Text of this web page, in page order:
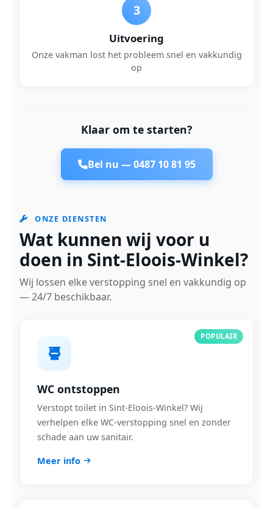
3
Uitvoering
Onze vakman lost het probleem snel en vakkundig
op
Klaar om te starten?
Bel nu —0487 10 81 95
ONZE DIENSTEN
Wat kunnen wij voor u
doen in Sint-Eloois-Winkel?
Wij lossen elke verstopping snel en vakkundig op
— 24/7 beschikbaar.
POPULAIR
WC ontstoppen
Verstopt toilet in Sint-Eloois-Winkel? Wij
verhelpen elke WC-verstopping snel en zonder
schade aan uw sanitair.
Meer info